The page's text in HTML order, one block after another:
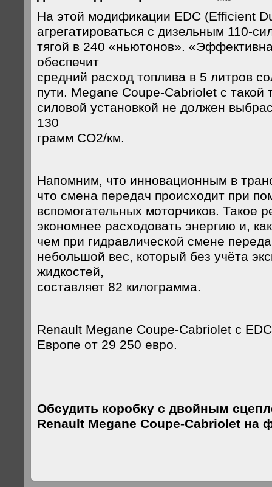
На этой модификации EDC (Efficient
агрегатироваться с дизельным 110-
тягой в 240 «ньютонов».
обеспечит
средний расход топлива в 5 литров
пути. Megane Coupe-Cabriolet с такой
силовой установкой не должен
130
грамм СО2/км.
Напомним, что инновационным в
что смена передач происходит при
вспомогательных моторчиков. Такое
экономнее расходовать энергию и,
чем при гидравлической смене
небольшой вес, который без учёта
жидкостей,
составляет 82 килограмма.
Renault Megane Coupe-Cabriolet с
Европе от 29 250 евро.
Обсудить коробку с двойным
Renault Megane Coupe-Cabriolet на